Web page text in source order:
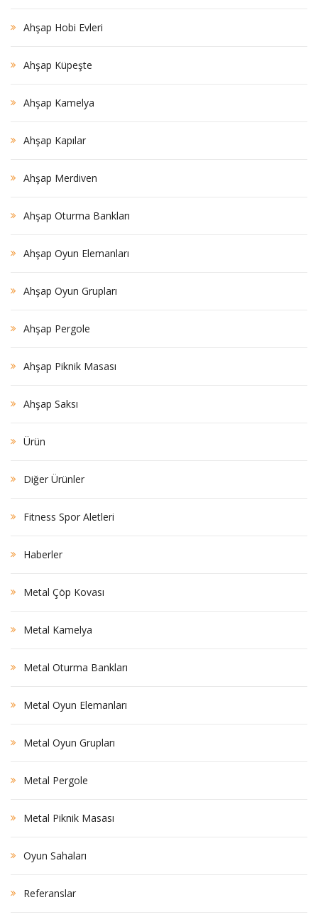
Ahşap Hobi Evleri
Ahşap Küpeşte
Ahşap Kamelya
Ahşap Kapılar
Ahşap Merdiven
Ahşap Oturma Bankları
Ahşap Oyun Elemanları
Ahşap Oyun Grupları
Ahşap Pergole
Ahşap Piknik Masası
Ahşap Saksı
Ürün
Diğer Ürünler
Fitness Spor Aletleri
Haberler
Metal Çöp Kovası
Metal Kamelya
Metal Oturma Bankları
Metal Oyun Elemanları
Metal Oyun Grupları
Metal Pergole
Metal Piknik Masası
Oyun Sahaları
Referanslar